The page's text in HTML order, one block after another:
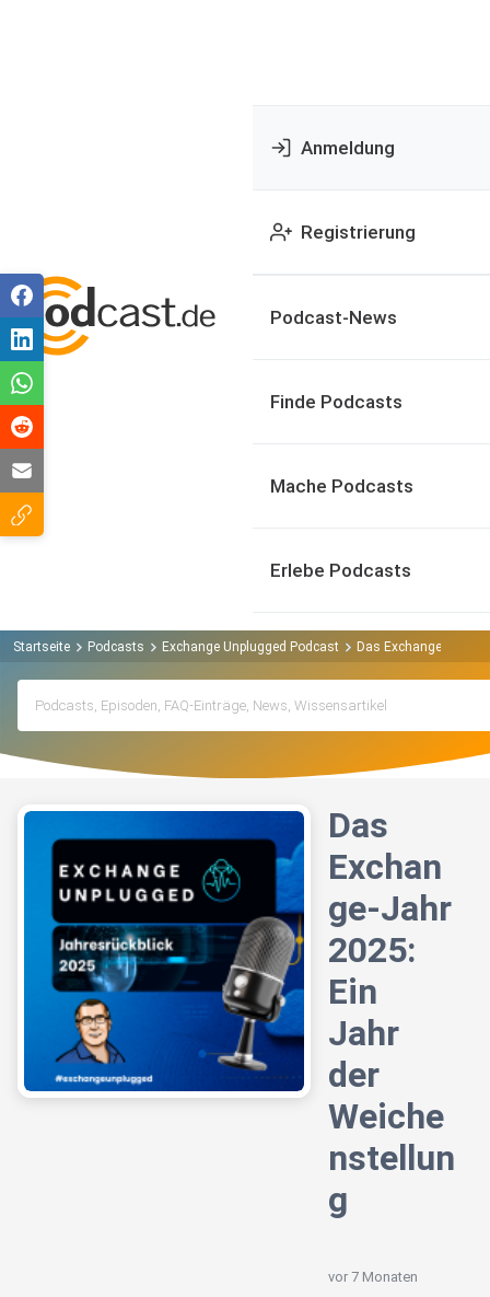
Anmeldung
Registrierung
Podcast-News
Finde Podcasts
Mache Podcasts
Erlebe Podcasts
Startseite Podcasts Exchange Unplugged Podcast Das Exchange-Jahr
Das
Exchan
ge-Jahr
2025:
Ein
Jahr
der
Weiche
nstellun
g
vor 7 Monaten